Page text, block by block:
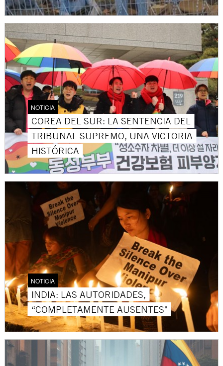
NOTICIA
COREA DEL SUR: LA SENTENCIA DEL
TRIBUNAL SUPREMO, UNA VICTORIA
HISTÓRICA
NOTICIA
INDIA: LAS AUTORIDADES,
“COMPLETAMENTE AUSENTES"